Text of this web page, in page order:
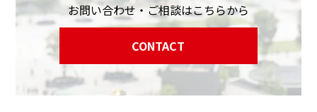
お問い合わせ・ご相談はこちらから
CONTACT